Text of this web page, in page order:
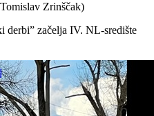
Zrinščak)
derbi” začelja IV. NL-središte